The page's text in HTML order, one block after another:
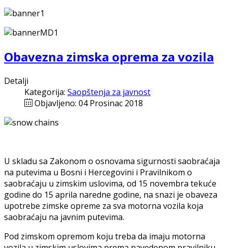
Obavezna zimska oprema za vozila
Detalji
Kategorija: Saopštenja za javnost
Objavljeno: 04 Prosinac 2018
U skladu sa Zakonom o osnovama sigurnosti saobraćaja
na putevima u Bosni i Hercegovini i Pravilnikom o
saobraćaju u zimskim uslovima, od 15 novembra tekuće
godine do 15 aprila naredne godine, na snazi je obaveza
upotrebe zimske opreme za sva motorna vozila koja
saobraćaju na javnim putevima.
Pod zimskom opremom koju treba da imaju motorna